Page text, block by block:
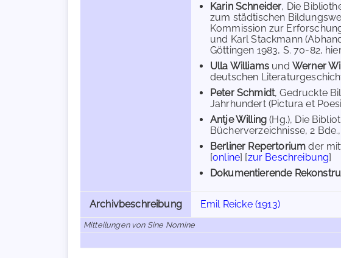
Karin Schneider, Die
zum städtischen
Kommission zur
und Karl Stackmann
Göttingen 1983, S. 70-82,
Ulla Williams und Werner
deutschen
Peter Schmidt, Gedruckte
Jahrhundert (Pictura et
Antje Willing(Hg.), Die
Bücherverzeichnisse, 2
Berliner Repertorium der
[online] [zur Beschreibung]
Dokumentierende
Archivbeschreibung Emil Reicke (1913)
Mitteilungen von Sine Nomine